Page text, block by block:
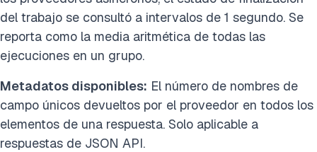
del trabajo se consultó a intervalos de 1 segundo. Se
reporta como la media aritmética de todas las
ejecuciones en un grupo.
Metadatos disponibles: El número de nombres de
campo únicos devueltos por el proveedor en todos los
elementos de una respuesta. Solo aplicable a
respuestas de JSON API.